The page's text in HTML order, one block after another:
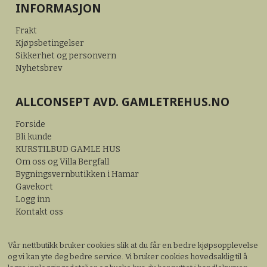
INFORMASJON
Frakt
Kjøpsbetingelser
Sikkerhet og personvern
Nyhetsbrev
ALLCONSEPT AVD. GAMLETREHUS.NO
Forside
Bli kunde
KURSTILBUD GAMLE HUS
Om oss og Villa Bergfall
Bygningsvernbutikken i Hamar
Gavekort
Logg inn
Kontakt oss
Vår nettbutikk bruker cookies slik at du får en bedre kjøpsopplevelse
og vi kan yte deg bedre service. Vi bruker cookies hovedsaklig til å